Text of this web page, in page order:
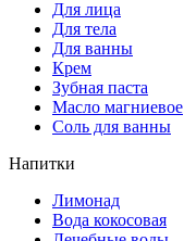
Для лица
Для тела
Для ванны
Крем
Зубная паста
Масло магниевое
Соль для ванны
Напитки
Лимонад
Вода кокосовая